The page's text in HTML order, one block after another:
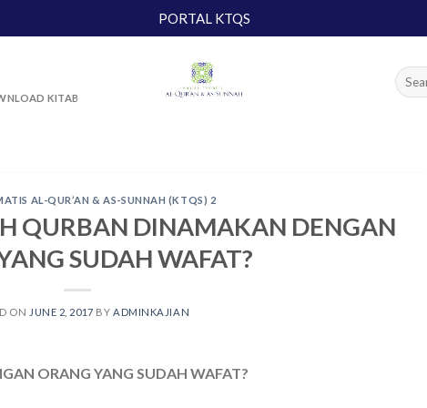
PORTAL KTQS
KITAB
AL-QUR’AN & AS-SUNNAH (KTQS) 2
QURBAN DINAMAKAN DENGAN
SUDAH WAFAT?
ON JUNE 2, 2017 BY ADMINKAJIAN
ORANG YANG SUDAH WAFAT?